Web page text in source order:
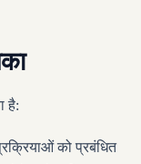
है:
को प्रबंधित